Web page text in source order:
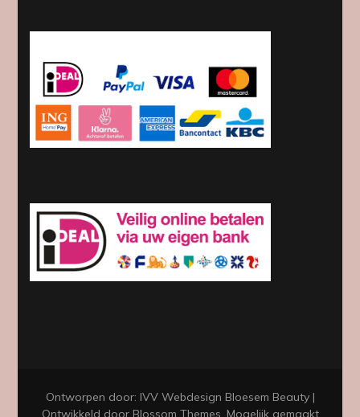
Ontworpen door: IVV Webdesign Bloesem Beauty |